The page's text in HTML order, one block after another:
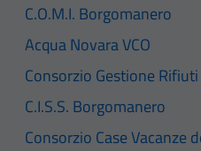
C.O.M.I. Borgomanero
Acqua Novara VCO
Consorzio Gestione
C.I.S.S. Borgomanero
Consorzio Case Vacanze